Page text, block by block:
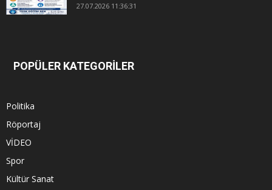
27.07.2026 11:36:31
POPÜLER KATEGORİLER
Politika
Röportaj
VİDEO
Spor
Kültür Sanat